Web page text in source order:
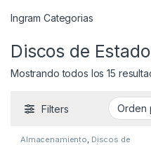
Ingram Categorias
Discos de
Mostrando todos los 15
Filters
Almacenamiento, Discos de